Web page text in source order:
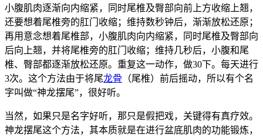
小腹肌肉逐渐向内缩紧，同时尾椎及臀部向前上方收缩上翘，
还要想着尾椎旁的肛门收缩；维持数秒钟后，渐渐放松还原；
再用意念想着尾椎部，小腹肌肉向内缩紧，同时尾椎及臀部向
后向上翘，并将尾椎旁的肛门收缩；维持几秒后，小腹和尾
椎、臀部都逐渐放松还原。重复这一动作，做30下。每天进行
3次。这个方法由于将尾龙骨 （尾椎）前后摇动，所以有个名
字叫做“神龙摆尾”，很好听。
当然，如果只是名字好听，那只是假把戏，关键得有真疗效。
神龙摆尾这个方法，其本质就是在进行盆底肌肉的功能锻炼，